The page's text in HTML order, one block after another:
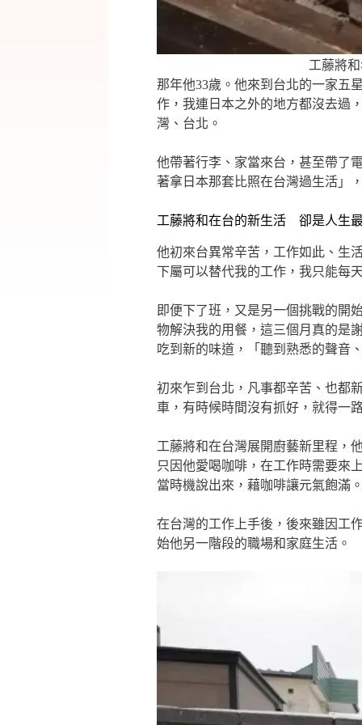
工藤將
那年他33歲。他來到台北的一家五
作，我連日本之外的地方都沒去過
灣、台北。
他帶著行李、家當來台，甚至帶了
著拿日本那套比照在台灣過生活」
工藤將和在台的新生活 卻是人生
他初來台異常辛苦，工作如此、生
下屬可以替代我的工作，我只能每
即便下了班，又是另一個挑戰的開
物解決我的用餐，這三個月真的是
吃到新的味道，「聽到熟悉的聲音
初來乍到台北，凡事都辛苦、也都
車，有時候時間沒有抓好，就得一
工藤將和在台灣展開廚藝新里程，
只因他愛喝咖啡，在工作時需要來
當時機說出來，藉咖啡讓元氣飽滿
在台灣的工作上手後，後來雖因工
始他另一階段的職場和家庭生活。